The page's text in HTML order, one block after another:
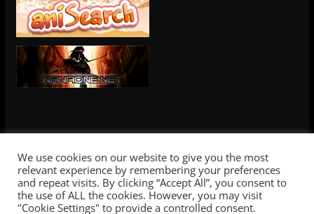
Copyright © 2026Yamayurikai Subs. Alle Rechte
We use cookies on our website to give you the most
relevant experience by remembering your preferences
and repeat visits. By clicking “Accept All”, you consent to
the use of ALL the cookies. However, you may visit
"Cookie Settings" to provide a controlled consent.